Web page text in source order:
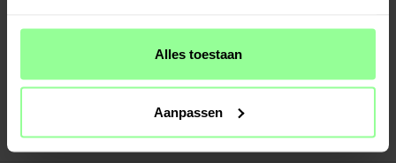
Alles toestaan
Aanpassen
- Luxe metalen armband met decoratieve steentjes
ingekort?Bekijk hier ons gereedschap om armbanden in te korten
Gesch...Meer